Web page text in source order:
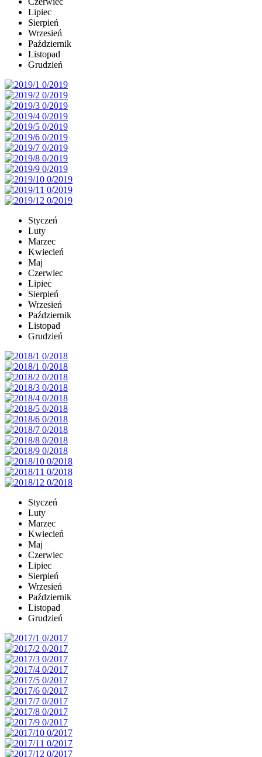
Lipiec
Sierpień
Wrzesień
Październik
Listopad
Grudzień
Styczeń
Luty
Marzec
Kwiecień
Maj
Czerwiec
Lipiec
Sierpień
Wrzesień
Październik
Listopad
Grudzień
Styczeń
Luty
Marzec
Kwiecień
Maj
Czerwiec
Lipiec
Sierpień
Wrzesień
Październik
Listopad
Grudzień